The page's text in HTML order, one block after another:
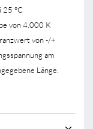
25 °C
von 4.000 K
von -/+
am
Länge.